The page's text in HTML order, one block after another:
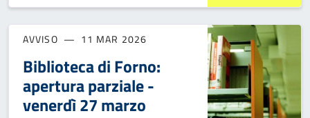
AVVISO 11 MAR 2026
Biblioteca di Forno:
apertura parziale -
venerdì 27 marzo